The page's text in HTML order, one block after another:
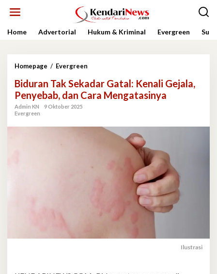
Home
Advertorial Hukum & Kriminal Evergreen
Homepage / Evergreen
Sekadar
Gatal:
Kenali
dan
Mengatasinya
Biduran Tak Sekadar Gatal: Kenali Gejala,
Penyebab, dan Cara Mengatasinya
Admin KN
9 Oktober 2025
Evergreen
Ilustrasi